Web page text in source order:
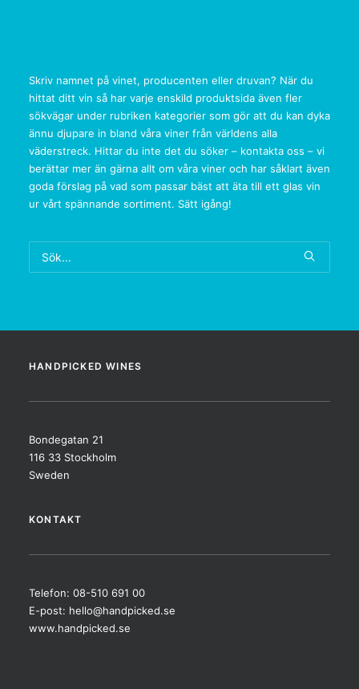
Skriv namnet på vinet, producenten eller druvan? När du
hittat ditt vin så har varje enskild produktsida även fler
sökvägar under rubriken kategorier som gör att du kan dyka
ännu djupare in bland våra viner från världens alla
väderstreck. Hittar du inte det du söker – kontakta oss – vi
berättar mer än gärna allt om våra viner och har såklart även
goda förslag på vad som passar bäst att äta till ett glas vin
ur vårt spännande sortiment. Sätt igång!
HANDPICKED WINES
Bondegatan 21
116 33 Stockholm
Sweden
KONTAKT
Telefon: 08-510 691 00
E-post: hello@handpicked.se
www.handpicked.se